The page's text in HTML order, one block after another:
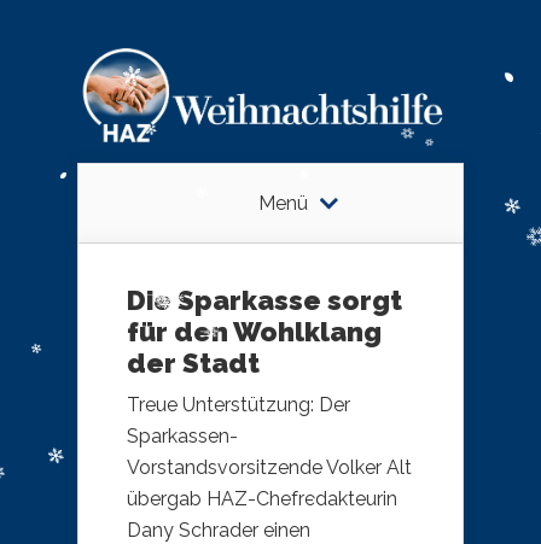
Menü
Die Sparkasse sorgt
für den Wohlklang
der Stadt
Treue Unterstützung: Der
Sparkassen-
Vorstandsvorsitzende Volker Alt
übergab HAZ-Chefredakteurin
Dany Schrader einen